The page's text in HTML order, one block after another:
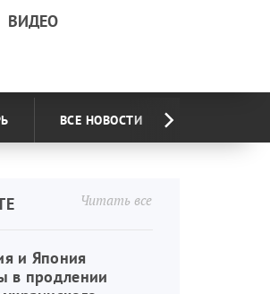
ВИДЕО
ВСЕ НОВОСТИ
Читать все
и Япония
в продлении